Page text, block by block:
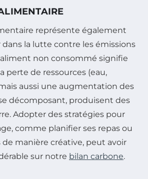
représente également
la lutte contre les émissions
aliment non consommé signifie
perte de ressources (eau,
aussi une augmentation des
décomposant, produisent des
Adopter des stratégies pour
comme planifier ses repas ou
de manière créative, peut avoir
sur notre bilan carbone.